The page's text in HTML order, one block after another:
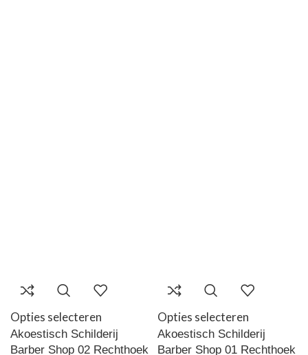
Opties selecteren
Akoestisch Schilderij
Barber Shop 02 Rechthoek
Opties selecteren
Akoestisch Schilderij
Barber Shop 01 Rechthoek